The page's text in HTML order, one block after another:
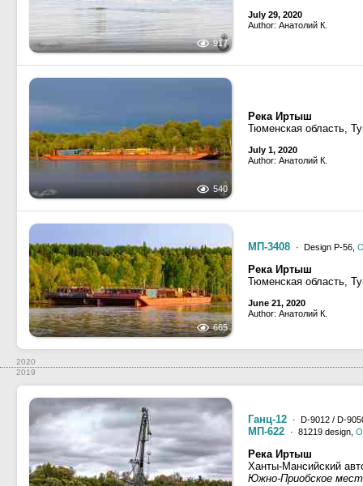
917
July 29, 2020
Author: Анатолий К.
540
Река Иртыш
Тюменская область,
July 1, 2020
Author: Анатолий К.
665
МП-3408 · Design Р-56,
Река Иртыш
Тюменская область,
June 21, 2020
Author: Анатолий К.
2020
2019
Ганц-12 · D-9012 / D-
МП-622 · 81219 design,
Река Иртыш
Ханты-Мансийский
Южно-Приобское